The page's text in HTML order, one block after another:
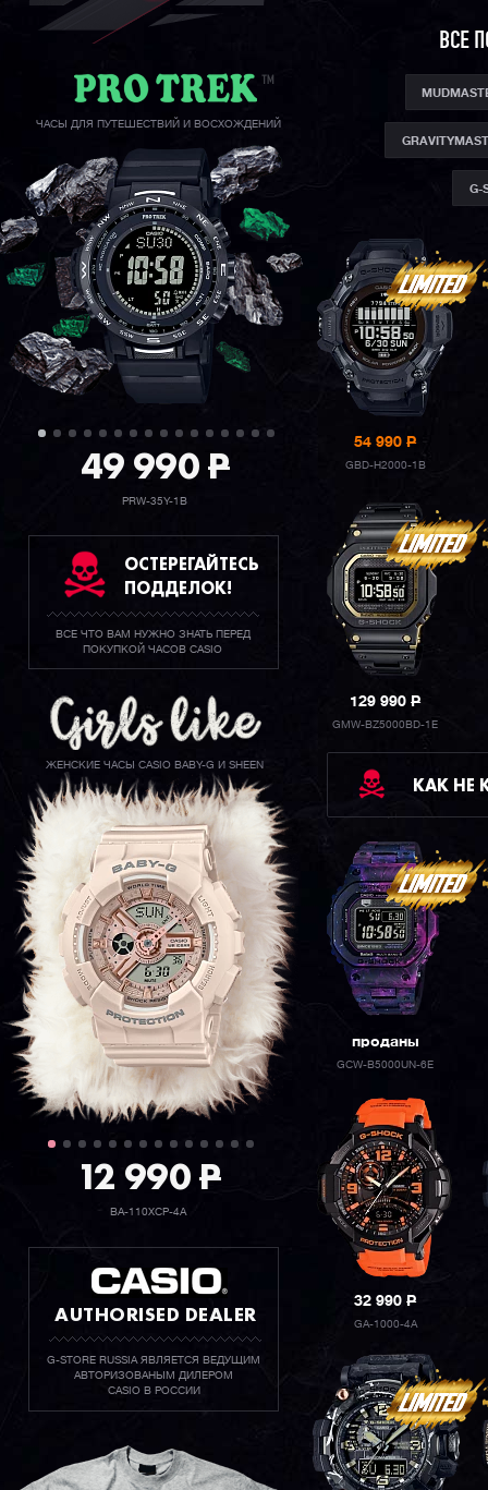
ЧАСЫ ДЛЯ ПУТЕШЕСТВИЙ И ВОСХОЖДЕНИЙ
49 990P
PRW-35Y-1B
ОСТЕРЕГАЙТЕСЬ
ПОДДЕЛОК!
ВСЕ ЧТО ВАМ НУЖНО ЗНАТЬ ПЕРЕД
ПОКУПКОЙ ЧАСОВ CASIO
ЖЕНСКИЕ ЧАСЫ CASIO BABY-G И SHEEN
12 990P
BA-110XCP-4A
AUTHORISED DEALER
G-STORE RUSSIA ЯВЛЯЕТСЯ ВЕДУЩИМ
АВТОРИЗОВАНЫМ ДИЛЕРОМ
CASIO В РОССИИ
ВСЕ
G-
54 990P
GBD-H2000-1B
129 990P
GMW-BZ5000BD-1E
КАК НЕ
проданы
GCW-B5000UN-6E
32 990P
GA-1000-4A